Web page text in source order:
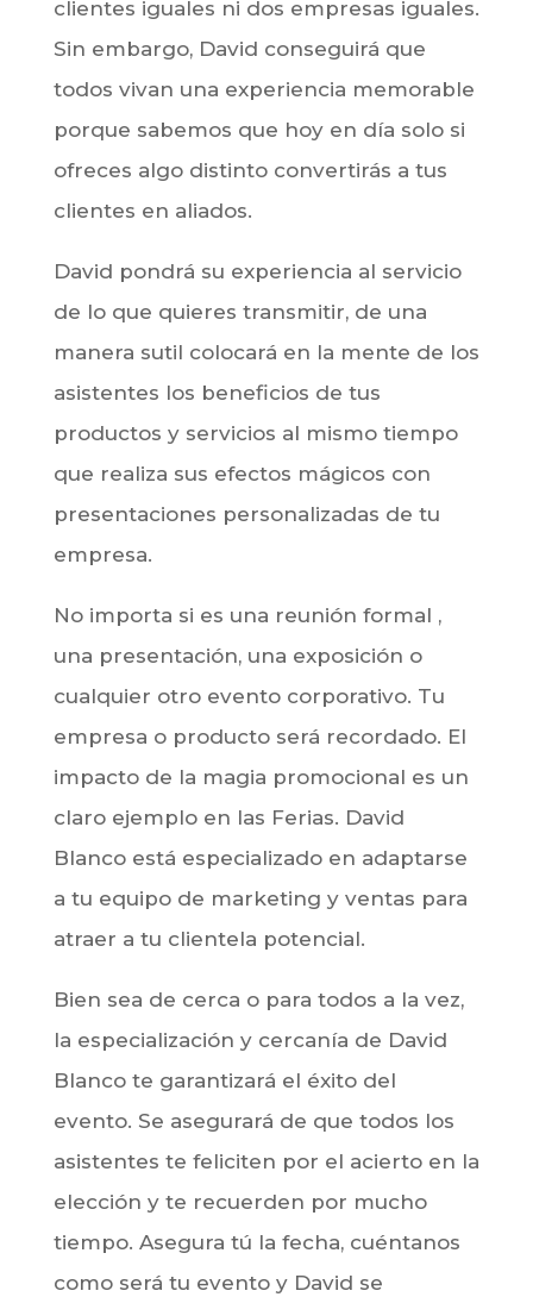
David pondrá su experiencia al servicio
de lo que quieres transmitir, de una
manera sutil colocará en la mente de los
asistentes los beneficios de tus
productos y servicios al mismo tiempo
presentaciones personalizadas de tu
empresa.
cualquier otro evento corporativo. Tu
empresa o producto será recordado. El
impacto de la magia promocional es un
claro ejemplo en las Ferias. David
Blanco está especializado en adaptarse
a tu equipo de marketing y ventas para
atraer a tu clientela potencial.
Bien sea de cerca o para todos a la vez,
la especialización y cercanía de David
Blanco te garantizará el éxito del
evento. Se asegurará de que todos los
asistentes te feliciten por el acierto en la
elección y te recuerden por mucho
tiempo. Asegura tú la fecha, cuéntanos
como será tu evento y David se
encargará de llenarlo de magia. David
es el auténtico mago para eventos de
empresa.
PIDE PRESUPUESTO SIN
COMPROMISO